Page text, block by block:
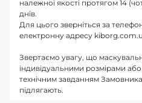
належної якості протягом 14
днів.
Для цього зверніться за
електронну адресу
Звертаємо увагу, що
індивідуальними розмірами
технічним завданням
підлягають.